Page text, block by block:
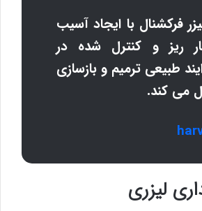
فرکشنال با ایجاد آسیب
ریز و کنترل شده در
طبیعی ترمیم و بازسازی
می کند.
لیزری